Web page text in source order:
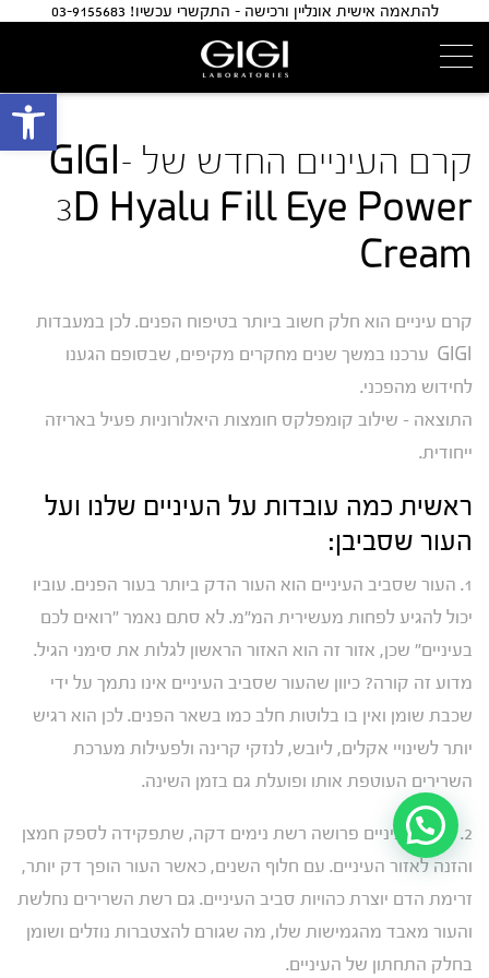
להתאמה אישית אונליין ורכישה - התקשרי עכשיו! 03-9155683
קרם העיניים החדש של GIGI-
3D Hyalu Fill Eye Power
Cream
קרם עיניים הוא חלק חשוב ביותר בטיפוח הפנים. לכן במעבדות
GIGI ערכנו במשך שנים מחקרים מקיפים, שבסופם הגענו
לחידוש מהפכני.
התוצאה – שילוב קומפלקס חומצות היאלורוניות פעיל באריזה
ייחודית.
ראשית כמה עובדות על העיניים שלנו ועל
העור שסביבן:
1. העור שסביב העיניים הוא העור הדק ביותר בעור הפנים. עוביו
יכול להגיע לפחות מעשירית המ"מ. לא סתם נאמר "רואים לכם
בעיניים" שכן, אזור זה הוא האזור הראשון לגלות את סימני הגיל.
מדוע זה קורה? כיוון שהעור שסביב העיניים אינו נתמך על ידי
שכבת שומן ואין בו בלוטות חלב כמו בשאר הפנים. לכן הוא רגיש
יותר לשינויי אקלים, ליובש, לנזקי קרינה ולפעילות מערכת
השרירים העוטפת אותו ופועלת גם בזמן השינה.
2. סביב העיניים פרושה רשת נימים דקה, שתפקידה לספק חמצן
והזנה לאזור העיניים. עם חלוף השנים, כאשר העור הופך דק יותר,
זרימת הדם יוצרת כהויות סביב העיניים. גם רשת השרירים נחלשת
והעור מאבד מהגמישות שלו, מה שגורם להצטברות נוזלים ושומן
בחלק התחתון של העיניים.